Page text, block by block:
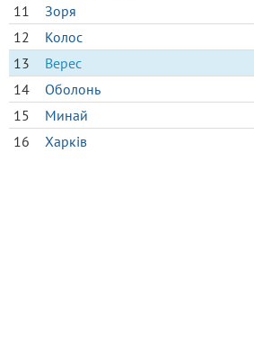
11
Зоря
12
Колос
13
Верес
14
Оболонь
15
Минай
16
Харків